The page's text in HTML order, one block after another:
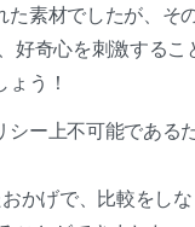
た素材でしたが、そ
好奇心を刺激する
う！
ー上不可能である
かげで、比較をし